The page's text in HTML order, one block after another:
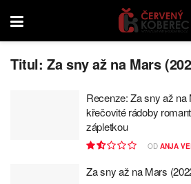
Titul:Za sny až na Mars
Recenze: Za sny až na
křečovité rádoby
zápletkou
OD ANJA
Za sny až na Mars